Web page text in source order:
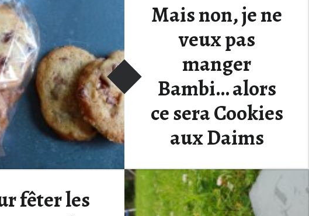
Mais non, je ne
veux pas
manger
Bambi… alors
ce sera Cookies
aux Daims
Pour continuer avec mes
recettes à base de bonbons, je
fêter les